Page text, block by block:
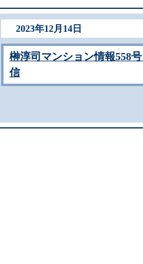
2023年12月14日
榊淳司マンション情報558
信